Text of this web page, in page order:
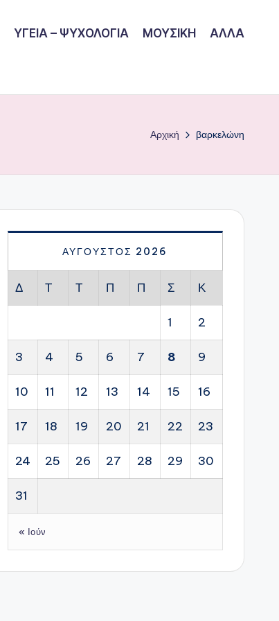
ΥΓΕΙΑ – ΨΥΧΟΛΟΓΙΑ ΜΟΥΣΙΚΗ ΑΛΛΑ
Αρχική βαρκελώνη
ΑΎΓΟΥΣΤΟΣ 2026
Δ Τ Τ Π Π Σ Κ
1 2
3 4 5 6 7 8 9
10 11 12 13 14 15 16
17 18 19 20 21 22 23
24 25 26 27 28 29 30
31
« Ιούν